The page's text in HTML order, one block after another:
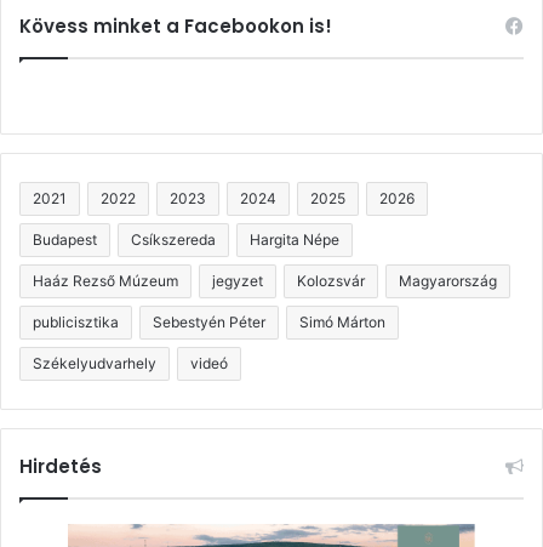
Kövess minket a Facebookon is!
2021 2022 2023 2024 2025 2026
Budapest Csíkszereda Hargita Népe
Haáz Rezső Múzeum jegyzet Kolozsvár Magyarország
publicisztika Sebestyén Péter Simó Márton
Székelyudvarhely videó
Hirdetés